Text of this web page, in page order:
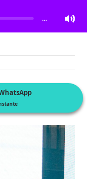
…